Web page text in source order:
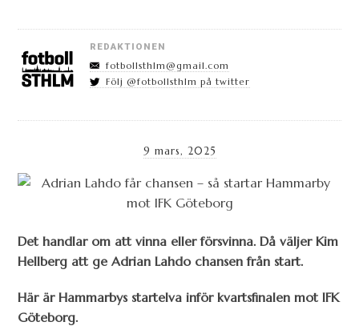
REDAKTIONEN
fotbollsthlm@gmail.com
Följ @fotbollsthlm på twitter
9 mars, 2025
Det handlar om att vinna eller försvinna. Då väljer Kim
Hellberg att ge Adrian Lahdo chansen från start.
Här är Hammarbys startelva inför kvartsfinalen mot IFK
Göteborg.